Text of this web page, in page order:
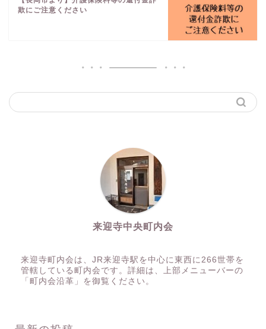
欺にご注意ください
来迎寺中央町内会
来迎寺町内会は、JR来迎寺駅を中心に東西に266世帯を
管轄している町内会です。詳細は、上部メニューバーの
「町内会沿革」を御覧ください。